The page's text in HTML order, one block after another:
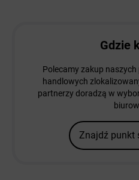
Gdzie
Polecamy zakup
handlowych
partnerzy doradzą w
Znajdź punkt